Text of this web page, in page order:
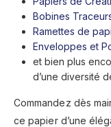
Bobines
Ramettes de
Enveloppes et
et bien plus
d’une diversité
Commandez dès
ce papier d’une